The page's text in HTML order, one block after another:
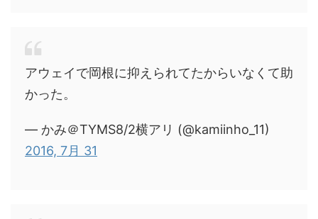
アウェイで岡根に抑えられてたからいなくて助
かった。
— かみ＠TYMS8/2横アリ (@kamiinho_11)
2016, 7月 31